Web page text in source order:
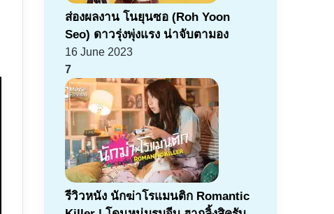
ส่องผลงาน โนยุนซอ (Roh Yoon
Seo) ดาวรุ่งพุ่งแรง น่าจับตามอง
16 June 2023
7
รีวิวหนัง นักฆ่าโรแมนติก Romantic